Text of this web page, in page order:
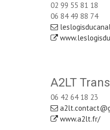
02 99 55 81 18
06 84 49 88 74
A2LT
06 42 64 18 23
www.a2lt.fr/